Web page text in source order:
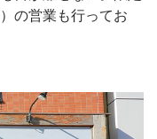
の営業も行ってお